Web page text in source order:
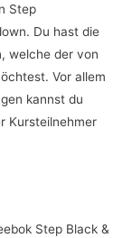
Step
Du hast die
welche der von
Vor allem
kannst du
Kursteilnehmer
Step Black &